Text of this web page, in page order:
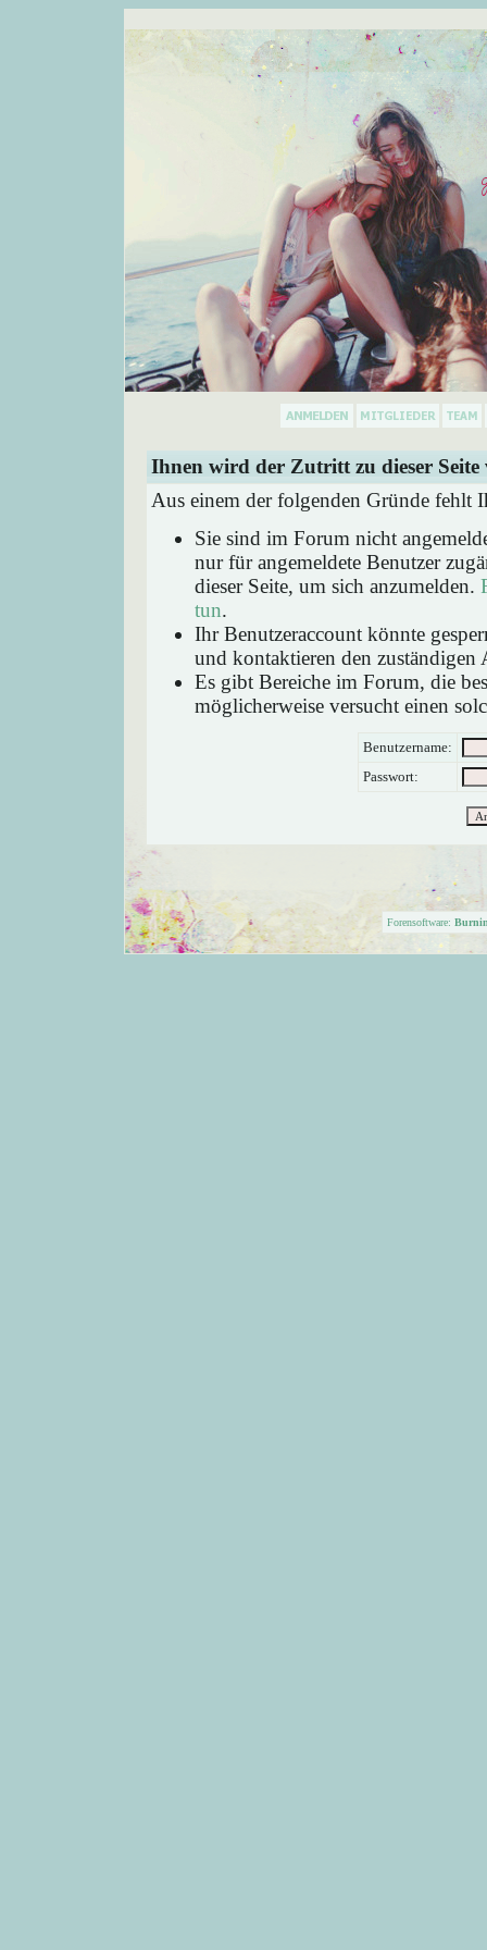
Ihnen wird der Zutritt zu dieser Seite
Aus einem der folgenden Gründe fehlt
Sie sind im Forum nicht
nur für angemeldete Benutzer
dieser Seite, um sich anzumelden.
tun.
Ihr Benutzeraccount könnte
und kontaktieren den zuständigen
Es gibt Bereiche im Forum, die
möglicherweise versucht einen
Benutzername:
Passwort:
Forensoftware: